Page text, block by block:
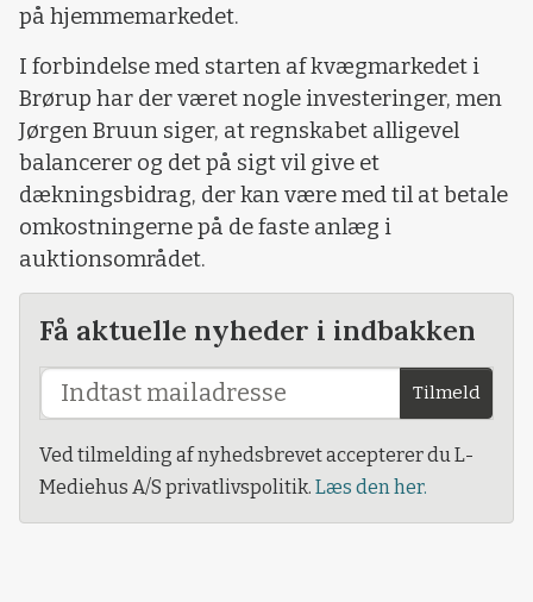
på hjemmemarkedet.
I forbindelse med starten af kvægmarkedet i
Brørup har der været nogle investeringer, men
Jørgen Bruun siger, at regnskabet alligevel
balancerer og det på sigt vil give et
dækningsbidrag, der kan være med til at betale
omkostningerne på de faste anlæg i
auktionsområdet.
Få aktuelle nyheder i indbakken
Tilmeld
Ved tilmelding af nyhedsbrevet accepterer du L-
Mediehus A/S privatlivspolitik. Læs den her.